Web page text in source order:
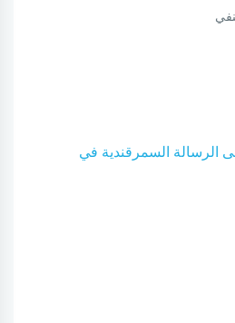
الرسالة السمرقندية في